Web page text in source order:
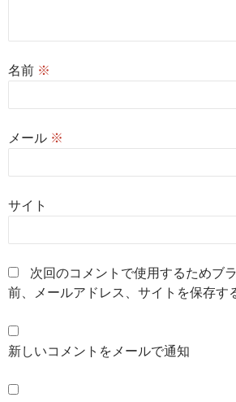
名前 ※
メール ※
サイト
次回のコメントで使用するためブ
前、メールアドレス、サイトを保存す
新しいコメントをメールで通知